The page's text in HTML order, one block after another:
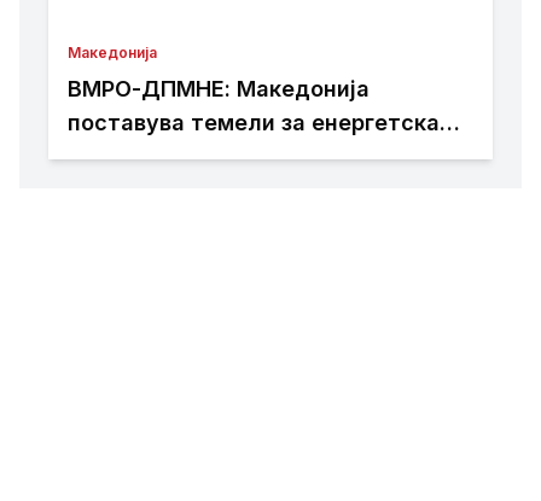
Македонија
ВМРО-ДПМНЕ: Македонија
поставува темели за енергетска
независност и зелена транзиција